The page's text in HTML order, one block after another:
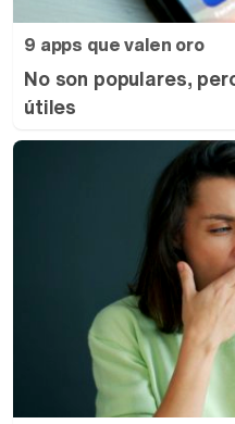
9 apps que valen oro
No son populares,
útiles